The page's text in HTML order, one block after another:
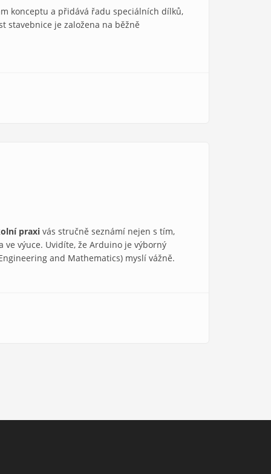
konceptu a přidává řadu speciálních dílků,
stavebnice je založena na běžně
praxi vás stručně seznámí nejen s tím,
výuce. Uvidíte, že Arduino je výborný
and Mathematics) myslí vážně.